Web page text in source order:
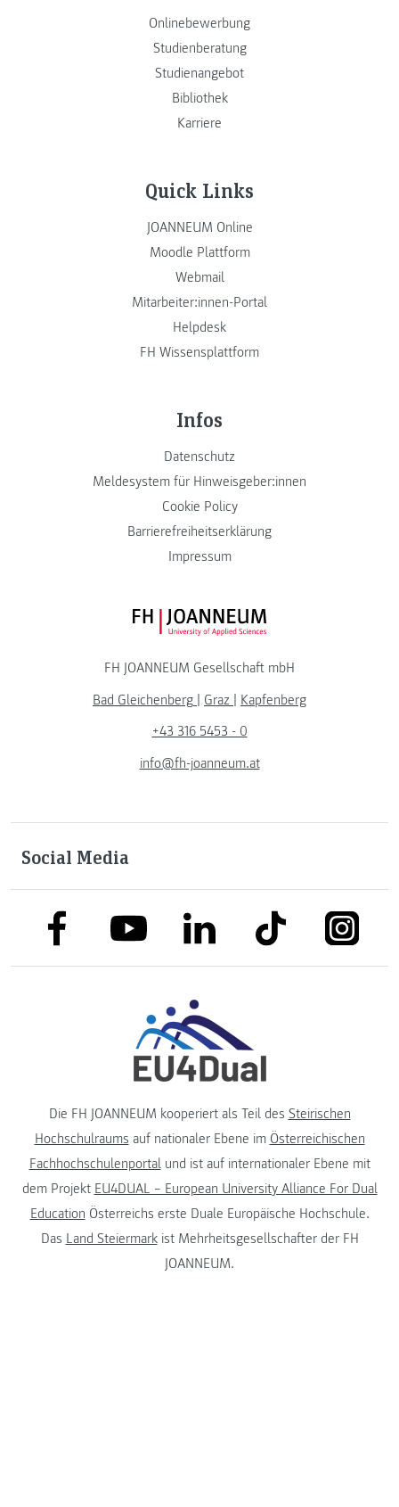
Onlinebewerbung
Studienberatung
Studienangebot
Bibliothek
Karriere
Quick Links
JOANNEUM Online
Moodle Plattform
Webmail
Mitarbeiter:innen-Portal
Helpdesk
FH Wissensplattform
Infos
Datenschutz
Meldesystem für Hinweisgeber:innen
Cookie Policy
Barrierefreiheitserklärung
Impressum
FH JOANNEUM Logo
FH JOANNEUM Gesellschaft mbH
Bad Gleichenberg | Graz | Kapfenberg
+43 316 5453 - 0
info@fh-joanneum.at
Social Media
link to facebooklink to youtubelink to linkedinlink to tiktok link to
Die FH JOANNEUM kooperiert als Teil des Steirischen
Hochschulraums auf nationaler Ebene im Österreichischen
Fachhochschulenportalund ist auf internationaler Ebene mit
dem Projekt EU4DUAL – European University Alliance For Dual
Education Österreichs erste Duale Europäische Hochschule.
Das Land Steiermarkist Mehrheitsgesellschafter der FH
JOANNEUM.